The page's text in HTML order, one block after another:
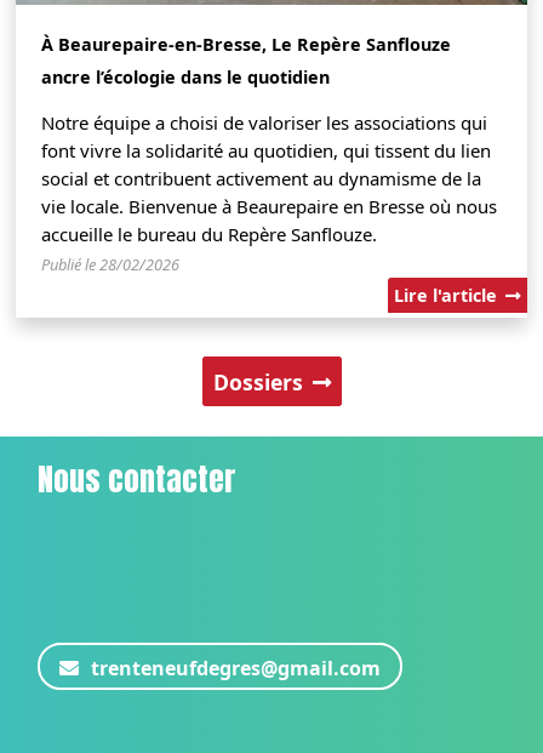
À Beaurepaire-en-Bresse, Le Repère Sanflouze
ancre l’écologie dans le quotidien
Notre équipe a choisi de valoriser les associations qui
font vivre la solidarité au quotidien, qui tissent du lien
social et contribuent activement au dynamisme de la
vie locale. Bienvenue à Beaurepaire en Bresse où nous
accueille le bureau du Repère Sanflouze.
Publié le 28/02/2026
Lire l'article
Dossiers
Nous contacter
trenteneufdegres@gmail.com